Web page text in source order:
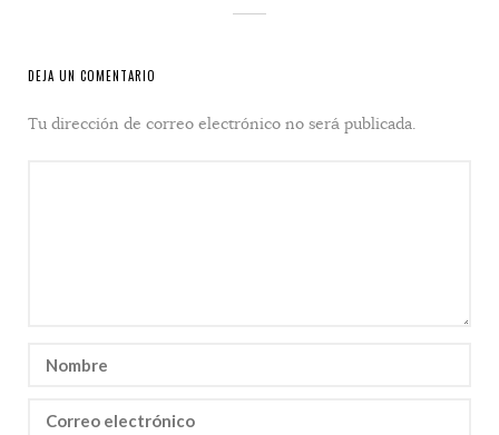
DEJA UN COMENTARIO
Tu dirección de correo electrónico no será publicada.